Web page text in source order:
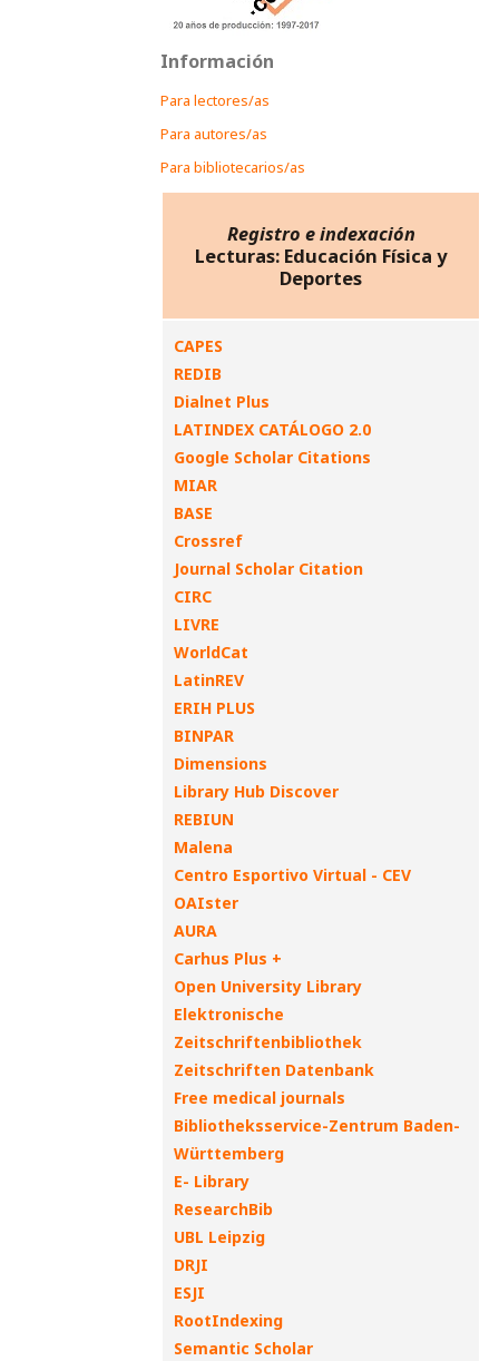
Información
Para lectores/as
Para autores/as
Para bibliotecarios/as
Registro e indexación
Lecturas: Educación Física y
Deportes
CAPES
REDIB
Dialnet Plus
LATINDEX CATÁLOGO 2.0
Google Scholar Citations
MIAR
BASE
Crossref
Journal Scholar Citation
CIRC
LIVRE
WorldCat
LatinREV
ERIH PLUS
BINPAR
Dimensions
Library Hub Discover
REBIUN
Malena
Centro Esportivo Virtual - CEV
OAIster
AURA
Carhus Plus +
Open University Library
Elektronische
Zeitschriftenbibliothek
Zeitschriften Datenbank
Free medical journals
Bibliotheksservice-Zentrum Baden-
Württemberg
E- Library
ResearchBib
UBL Leipzig
DRJI
ESJI
RootIndexing
Semantic Scholar